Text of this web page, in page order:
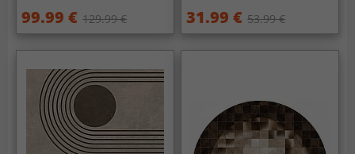
99.99 € 129.99 € 31.99 € 53.99 €